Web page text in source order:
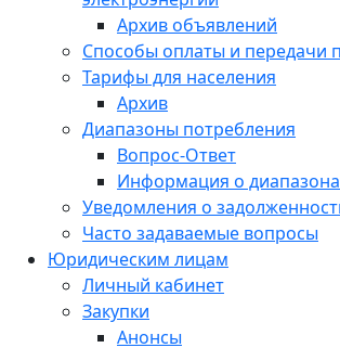
Архив объявлений
Способы оплаты и передачи
Тарифы для населения
Архив
Диапазоны потребления
Вопрос-Ответ
Информация о
Уведомления о
Часто задаваемые вопросы
Юридическим лицам
Личный кабинет
Закупки
Анонсы